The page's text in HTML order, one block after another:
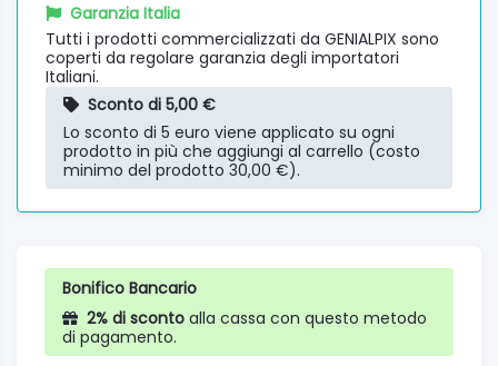
Garanzia Italia
Tutti i prodotti commercializzati da GENIALPIX sono
coperti da regolare garanzia degli importatori
Italiani.
Sconto di 5,00 €
Lo sconto di 5 euro viene applicato su ogni
prodotto in più che aggiungi al carrello (costo
minimo del prodotto 30,00 €).
Bonifico Bancario
2% di sconto alla cassa con questo metodo
di pagamento.